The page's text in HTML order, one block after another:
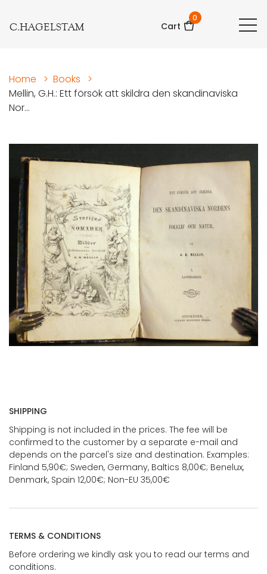
C.HAGELSTAM Cart
0
Home > Books
>
Mellin, G.H.: Ett försök att skildra den skandinaviska
Nor...
SHIPPING
Shipping is not included in the prices. The fee will be
confirmed to the customer by a separate e-mail and
depends on the parcel's size and destination. Examples:
Finland 5,90€; Sweden, Germany, Baltics 8,00€; Benelux,
Denmark, Spain 12,00€; Non-EU 35,00€
TERMS & CONDITIONS
Before ordering we kindly ask you to read our terms and
conditions.